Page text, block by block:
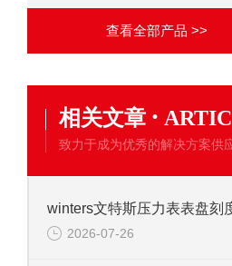
查看全部产品 >>
相关文章 ·
致力于成为优秀的解决方案供
2026-07-26